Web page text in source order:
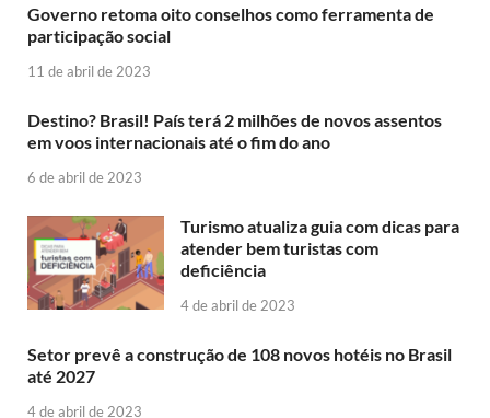
Governo retoma oito conselhos como ferramenta de
participação social
11 de abril de 2023
Destino? Brasil! País terá 2 milhões de novos assentos
em voos internacionais até o fim do ano
6 de abril de 2023
Turismo atualiza guia com dicas para
atender bem turistas com
deficiência
4 de abril de 2023
Setor prevê a construção de 108 novos hotéis no Brasil
até 2027
4 de abril de 2023